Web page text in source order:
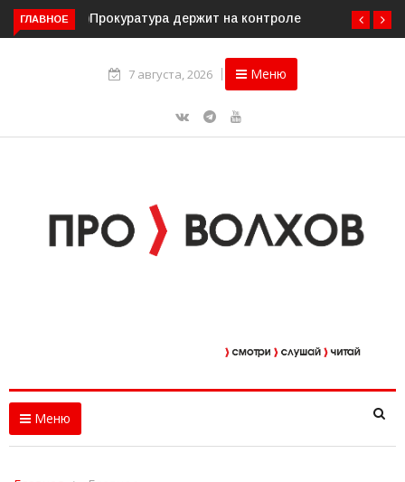
ГЛАВНОЕ
Прокуратура держит на контроле организацию
пассажирских перевозок в Волховском районе
7 августа, 2026